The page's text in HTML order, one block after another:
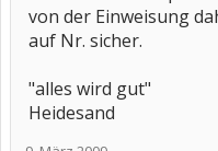
von der Einweisung
auf Nr. sicher.
"alles wird gut"
Heidesand